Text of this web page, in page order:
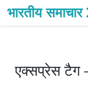
भारतीय
एक्सप्रेस टैग